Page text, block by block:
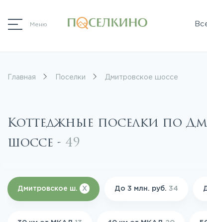
Меню
Главная Поселки Дмитровское шоссе
Коттеджные поселки по
шоссе - 49
Дмитровское ш. X До 3 млн. руб. 34